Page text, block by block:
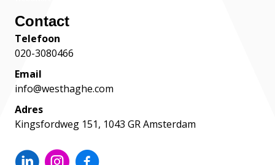
Contact
Telefoon
020-3080466
Email
info@westhaghe.com
Adres
Kingsfordweg 151, 1043 GR Amsterdam